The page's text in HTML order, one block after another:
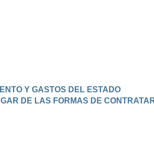
Y GASTOS DEL ESTADO
DE LAS FORMAS DE